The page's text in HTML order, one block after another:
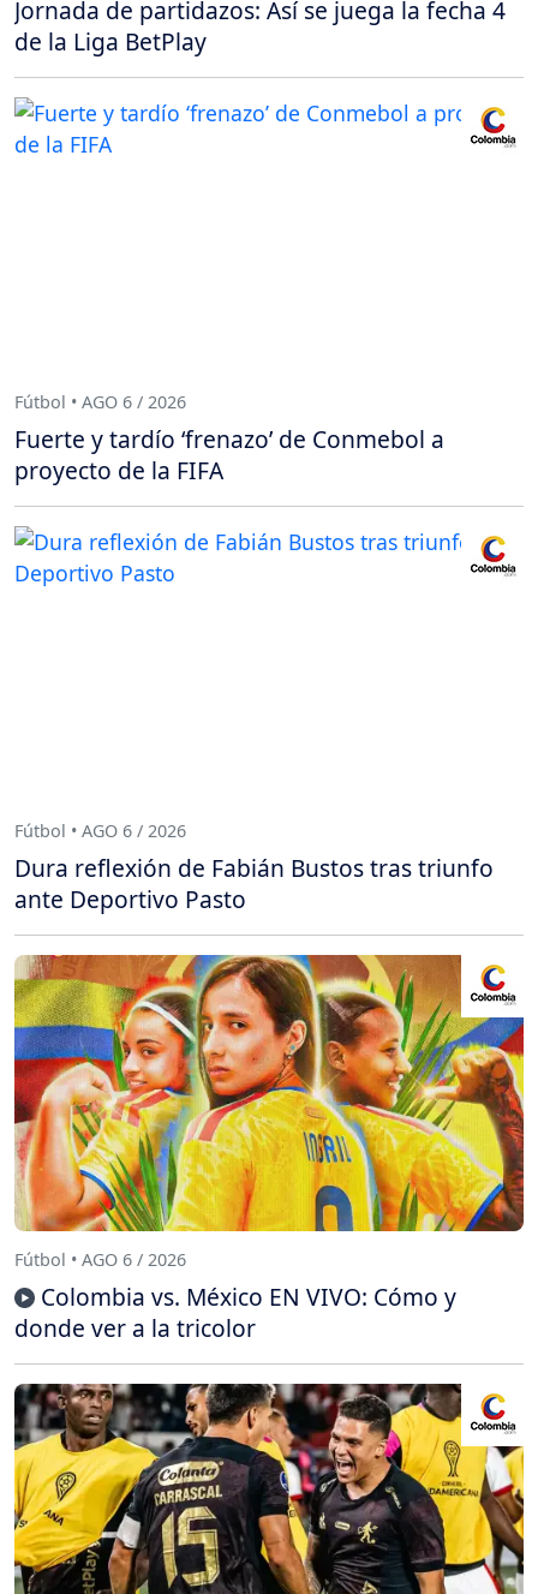
Jornada de partidazos: Así se juega la fecha 4
de la Liga BetPlay
Fútbol • AGO 6 / 2026
Fuerte y tardío ‘frenazo’ de Conmebol a
proyecto de la FIFA
Fútbol • AGO 6 / 2026
Dura reflexión de Fabián Bustos tras triunfo
ante Deportivo Pasto
Fútbol • AGO 6 / 2026
Colombia vs. México EN VIVO: Cómo y
donde ver a la tricolor